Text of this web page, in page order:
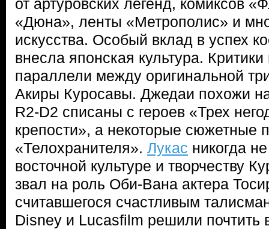
от артуровских легенд, комиксов
«Дюна», ленты «Метрополис» и
искусства. Особый вклад в успех
внесла японская культура. Критики
параллели между оригинальной
Акиры Куросавы. Джедаи похожи
R2-D2 списаны с героев «Трех
крепости», а некоторые сюжетные
«Телохранителя». Лукас никогда
восточной культуре и творчеству
звал на роль Оби-Вана актера
считавшегося счастливым
Disney и Lucasfilm решили почтить